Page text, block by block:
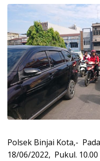
Polsek Binjai Kota,-
18/06/2022, Pukul.